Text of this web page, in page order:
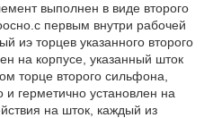
выполнен в виде второго
первым внутри рабочей
иэ торцев указанного второго
на корпусе, указанный шток
торце второго сильфона,
герметично установлен на
на шток, каждый из